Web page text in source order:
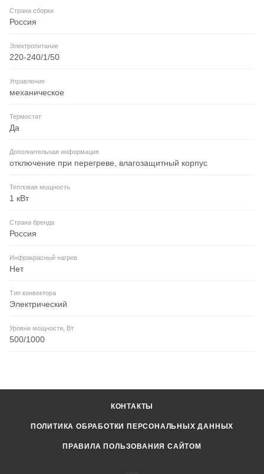
Страна сборки
Россия
Электропитание
220-240/1/50
Управление
механическое
Термостат
Да
Дополнительная информация
отключение при перегреве, влагозащитный корпус
Тепловая мощность
1 кВт
Страна бренда
Россия
Инфракрасный нагрев
Нет
Тип конвектора
Электрический
Уровни мощности, Вт
500/1000
КОНТАКТЫ
ПОЛИТИКА ОБРАБОТКИ ПЕРСОНАЛЬНЫХ ДАННЫХ
ПРАВИЛА ПОЛЬЗОВАНИЯ САЙТОМ